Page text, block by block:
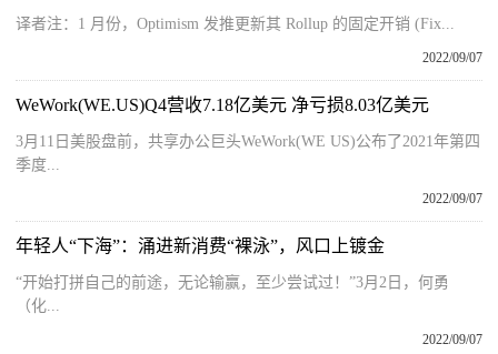
译者注：1 月份，Optimism 发推更新其 Rollup 的固定开销 (Fix...
2022/09/07
WeWork(WE.US)Q4营收7.18亿美元 净亏损8.03亿美元
3月11日美股盘前，共享办公巨头WeWork(WE US)公布了2021年第四
季度...
2022/09/07
年轻人“下海”：涌进新消费“裸泳”，风口上镀金
“开始打拼自己的前途，无论输赢，至少尝试过！”3月2日，何勇
（化...
2022/09/07